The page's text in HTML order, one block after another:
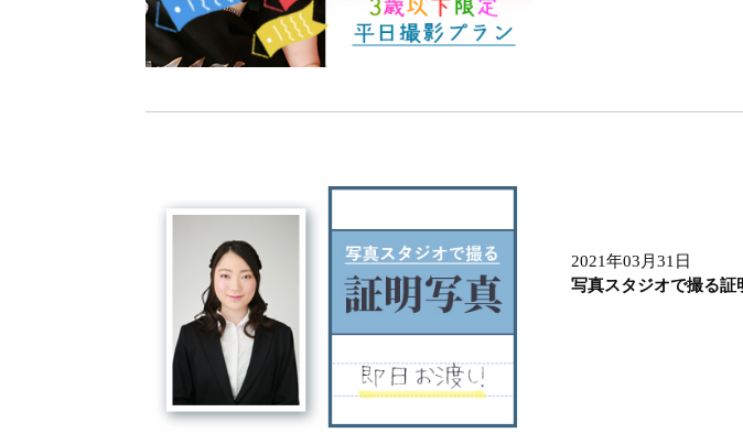
2021年03月31日
写真スタジオで撮る証